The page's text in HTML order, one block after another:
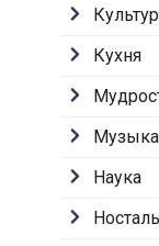
Кухня
Музыка
Наука